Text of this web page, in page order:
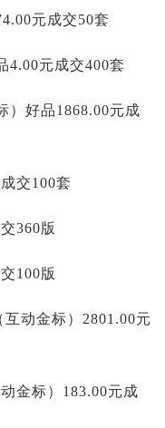
元成交50套
4.00元成交400套
）好品1868.00元成
交100套
360版
100版
动金标）2801.00元
金标）183.00元成